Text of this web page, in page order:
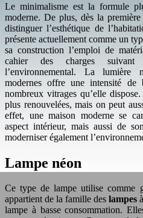
Le minimalisme est la formule
moderne. De plus, dès la
distinguer l’esthétique de
présente actuellement comme un
sa construction l’emploi de
cahier des charges
l’environnemental. La lumière
modernes offre une intensité de
nombreux vitrages qu’elle
plus renouvelées, mais on peut
effet, une maison moderne se
aspect intérieur, mais aussi de
moderniser également
Lampe néon
Ce type de lampe utilise comme
appartient de la famille des lampes
lampe à basse consommation.